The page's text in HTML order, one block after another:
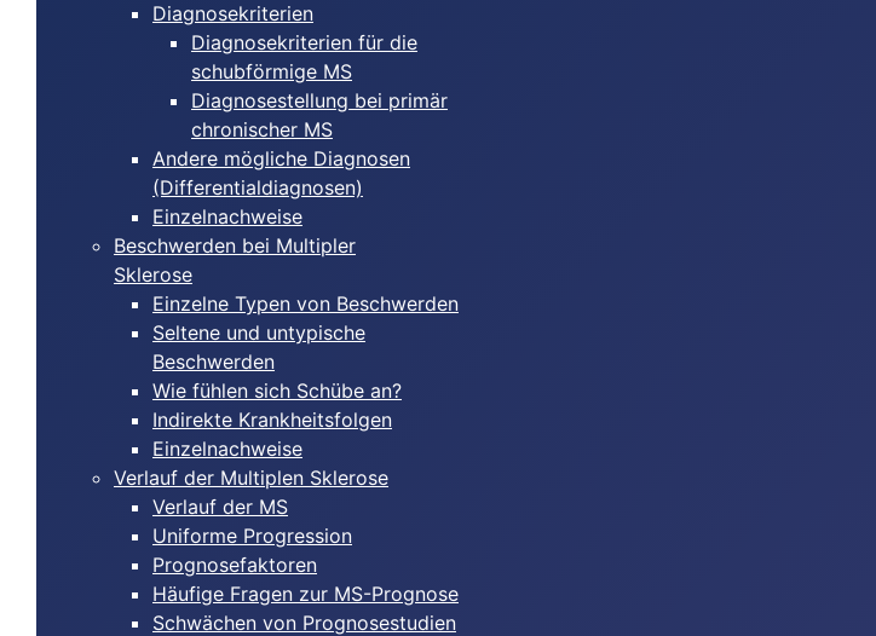
Diagnosekriterien
Diagnosekriterien für die
schubförmige MS
Diagnosestellung bei primär
chronischer MS
Andere mögliche Diagnosen
(Differentialdiagnosen)
Einzelnachweise
Beschwerden bei Multipler
Sklerose
Einzelne Typen von Beschwerden
Seltene und untypische
Beschwerden
Wie fühlen sich Schübe an?
Indirekte Krankheitsfolgen
Einzelnachweise
Verlauf der Multiplen Sklerose
Verlauf der MS
Uniforme Progression
Prognosefaktoren
Häufige Fragen zur MS-Prognose
Schwächen von Prognosestudien